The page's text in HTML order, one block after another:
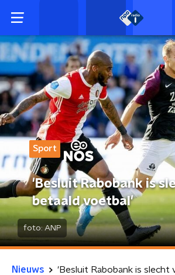
Sport
'Besluit Rabobank is
betaald voetbal'
foto: ANP
Nieuws